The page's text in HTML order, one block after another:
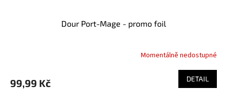
Dour Port-Mage - promo foil
Momentálně nedostupné
99,99 Kč DETAIL